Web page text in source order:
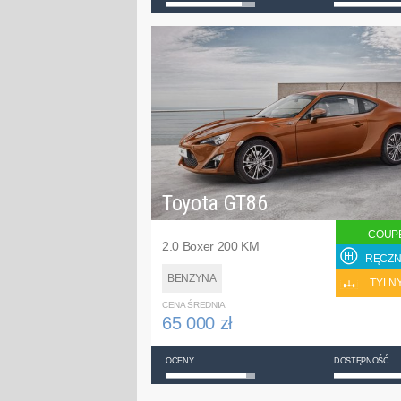
Toyota GT86
2.0 Boxer 200 KM
BENZYNA
CENA ŚREDNIA
65 000 zł
OCENY DOSTĘPNOŚĆ